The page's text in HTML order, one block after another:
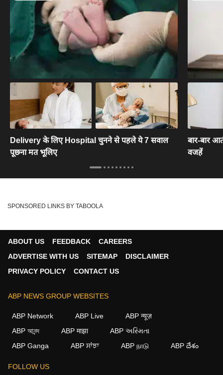
Delivery के लिए Hospital चुनने से पहले ये 7 सवाल
पूछना मत भूलिए
बार-बार
वजहें
SPONSORED LINKS BY TABOOLA
ABOUT US FEEDBACK
CAREERS
ADVERTISE WITH US
SITEMAP
DISCLAIMER
PRIVACY POLICY
CONTACT US
ABP NEWS GROUP WEBSITES
ABP Network ABP Live
ABP न्यूज़
ABP আনন্দ
ABP माझा
ABP અસ્મિતા
ABP Ganga
ABP ਸਾਂਝਾ ABP நாடு ABP దేశం
FOLLOW US